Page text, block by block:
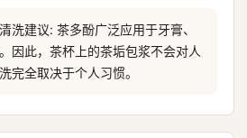
洗建议: 茶多酚广泛应用于牙膏、
因此，茶杯上的茶垢包浆不会对人
完全取决于个人习惯。